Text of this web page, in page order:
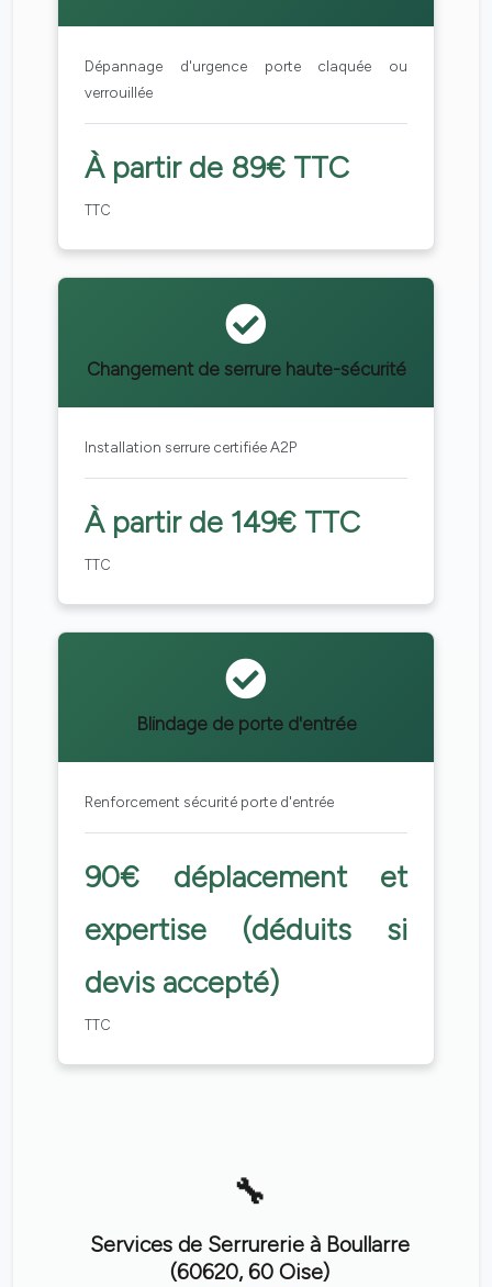
Dépannage d'urgence porte claquée ou
verrouillée
À partir de 89€ TTC
TTC
Changement de serrure haute-sécurité
Installation serrure certifiée A2P
À partir de 149€ TTC
TTC
Blindage de porte d'entrée
Renforcement sécurité porte d'entrée
90€ déplacement et
expertise (déduits si
devis accepté)
TTC
Services de Serrurerie à Boullarre
(60620, 60 Oise)